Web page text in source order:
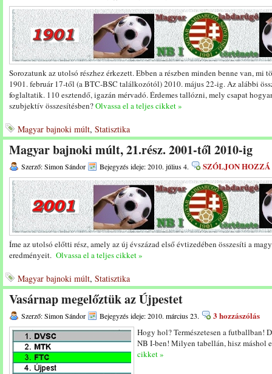
Sorozatunk az utolsó részhez érkezett. Ebben a részben minden benne van, mi
1901. február 17-től (a BTC-BSC találkozótól) 2010. május 22-ig. Az alábbi
foglaltatik. 110 esztendő, igazán mérvadó. Érdemes tallózni, mely csapat
szubjektív összesítésben?Olvassa el a teljes cikket »
Magyar bajnoki múlt, Statisztika
Magyar bajnoki múlt, 21.rész. 2001-től 2010-ig
Szerző: Simon Sándor Bejegyzés ideje: 2010. július 4. SZÓLJON HOZZÁ
Íme az utolsó előtti rész, amely az új évszázad első évtizedében összesíti a
eredményeit. Olvassa el a teljes cikket »
Magyar bajnoki múlt, Statisztika
Vasárnap megelőztük az Újpestet
Szerző: Simon Sándor Bejegyzés ideje: 2010. március 23. 3 hozzászólás
Hogy hol? Természetesen a futballban!
NB I-ben! Milyen tabellán, hisz máshol
cikket »